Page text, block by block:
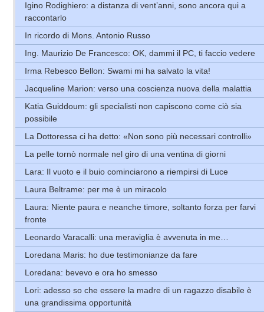
Igino Rodighiero: a distanza di vent’anni, sono ancora qui a
raccontarlo
In ricordo di Mons. Antonio Russo
Ing. Maurizio De Francesco: OK, dammi il PC, ti faccio vedere
Irma Rebesco Bellon: Swami mi ha salvato la vita!
Jacqueline Marion: verso una coscienza nuova della malattia
Katia Guiddoum: gli specialisti non capiscono come ciò sia
possibile
La Dottoressa ci ha detto: «Non sono più necessari controlli»
La pelle tornò normale nel giro di una ventina di giorni
Lara: Il vuoto e il buio cominciarono a riempirsi di Luce
Laura Beltrame: per me è un miracolo
Laura: Niente paura e neanche timore, soltanto forza per farvi
fronte
Leonardo Varacalli: una meraviglia è avvenuta in me…
Loredana Maris: ho due testimonianze da fare
Loredana: bevevo e ora ho smesso
Lori: adesso so che essere la madre di un ragazzo disabile è
una grandissima opportunità